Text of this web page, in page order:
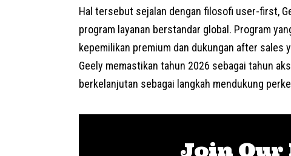
Hal tersebut sejalan dengan filosofi user-first,
program layanan berstandar global. Program
kepemilikan premium dan dukungan after sales
Geely memastikan tahun 2026 sebagai tahun
berkelanjutan sebagai langkah mendukung
Join Our